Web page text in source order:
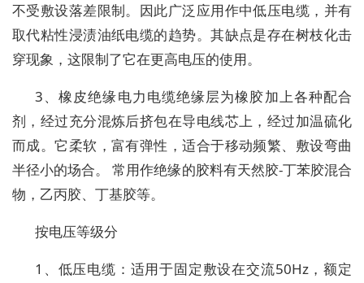
不受敷设落差限制。因此广泛应用作中低压电缆，并有
取代粘性浸渍油纸电缆的趋势。其缺点是存在树枝化击
穿现象，这限制了它在更高电压的使用。
3、橡皮绝缘电力电缆绝缘层为橡胶加上各种配合
剂，经过充分混炼后挤包在导电线芯上，经过加温硫化
而成。它柔软，富有弹性，适合于移动频繁、敷设弯曲
半径小的场合。 常用作绝缘的胶料有天然胶-丁苯胶混合
物，乙丙胶、丁基胶等。
按电压等级分
1、低压电缆：适用于固定敷设在交流50Hz，额定